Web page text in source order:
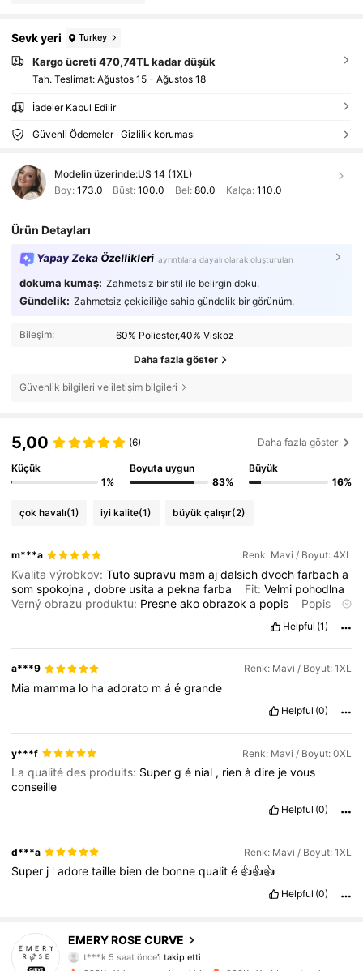
Sevk yeri Turkey
Kargo ücreti 470,74TL kadar düşük
Tah. Teslimat: Ağustos 15 - Ağustos 18
İadeler Kabul Edilir
Güvenli Ödemeler · Gizlilik koruması
Modelin üzerinde:US 14 (1XL)
Boy: 173.0 Büst:100.0 Bel: 80.0 Kalça: 110.0
Ürün Detayları
Yapay Zeka Özellikleri ayrıntılara dayalı olarak oluşturulan
dokuma kumaş: Zahmetsiz bir stil ile belirgin doku.
Gündelik: Zahmetsiz çekiciliğe sahip gündelik bir görünüm.
Bileşim: 60% Poliester,40% Viskoz
Daha fazla göster
Güvenlik bilgileri ve iletişim bilgileri
5,00 (6) Daha fazla göster
Küçük
1%
Boyuta uygun
83%
Büyük
16%
çok havalı(1) iyi kalite(1) büyük çalışır(2)
m***a Renk: Mavi / Boyut: 4XL
Kvalita výrobkov:Tutosupravu mamajdalsichdvochfarbacha
somspokojna ,dobre usitaa peknafarba Fit:Velmi pohodlna
Verný obrazu produktu: Presneakoobrazoka popis
Popis
Helpful (1)
a***9 Renk: Mavi / Boyut: 1XL
Mia mamma lo haadorato máégrande
Helpful (0)
y***f Renk: Mavi / Boyut: 0XL
La qualité des produits: Supergé nial , rienàdire jevous
conseille
Helpful (0)
d***a Renk: Mavi / Boyut: 1XL
Super j 'adoretaille biende bonnequalité 👍👍👍
Helpful (0)
EMERY ROSE CURVE
t***k 5 saat önce'i takip etti
h***5 göz atıyor